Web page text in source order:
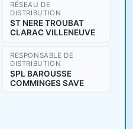
RÉSEAU DE
DISTRIBUTION
ST NERE TROUBAT
CLARAC VILLENEUVE
RESPONSABLE DE
DISTRIBUTION
SPL BAROUSSE
COMMINGES SAVE